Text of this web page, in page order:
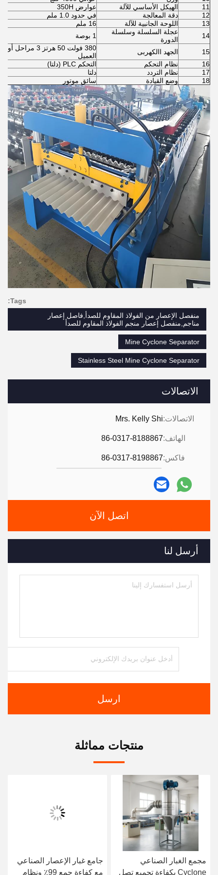
الاتصالات
الاتصالات:Mrs. Kelly Shi
الهاتف:86-0317-8188867
فاكس:86-0317-8198867
اتصل الآن
أرسل لنا
ارسل
11
الهيكل الأساسي للآلة
عوارض 350H
12
دقة المعالجة
في حدود 1.0 ملم
13
اللوحة الجانبية للآلة
16 ملم
14
عجلة السلسلة وسلسلة
الدورة
1 بوصة
15 الجهد االكهربى
380 فولت 50 هرتز 3
العميل
16
نظام التحكم
التحكم PLC (دلتا)
17
نظام التردد
دلتا
18
وضع القيادة سائق موتور
Tags:
منفصل الإعصار من الفولاذ المقاوم للصدأ,فاصل إعصار
مناجم,منفصل إعصار منجم الفولاذ المقاوم للصدأ
Mine Cyclone Separator
Stainless Steel Mine Cyclone Separator
منتجات مماثلة
مجمع الغبار الصناعي
Cyclone بكفاءة تجميع تصل
جامع غبار الإعصار الصناعي
مع كفاءة جمع 99٪ ونظام